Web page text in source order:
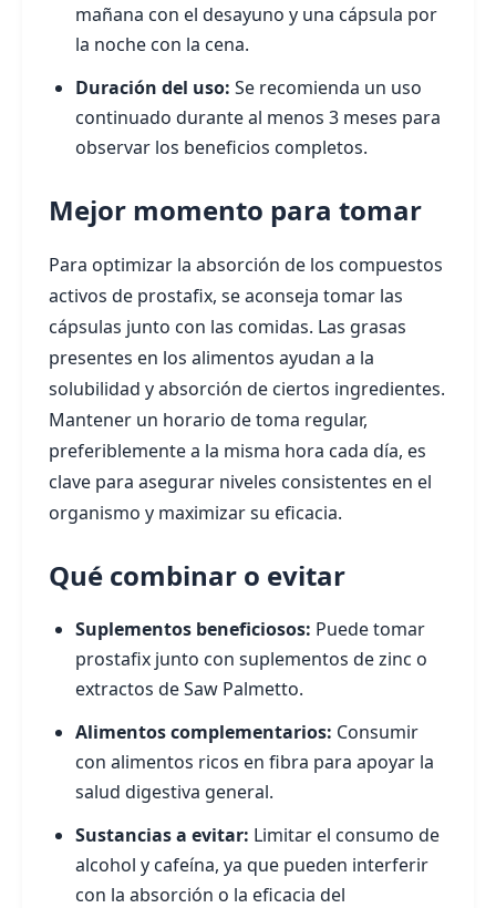
mañana con el desayuno y una cápsula por
la noche con la cena.
Duración del uso: Se recomienda un uso
continuado durante al menos 3 meses para
observar los beneficios completos.
Mejor momento para tomar
Para optimizar la absorción de los compuestos
activos de prostafix, se aconseja tomar las
cápsulas junto con las comidas. Las grasas
presentes en los alimentos ayudan a la
solubilidad y absorción de ciertos ingredientes.
Mantener un horario de toma regular,
preferiblemente a la misma hora cada día, es
clave para asegurar niveles consistentes en el
organismo y maximizar su eficacia.
Qué combinar o evitar
Suplementos beneficiosos: Puede tomar
prostafix junto con suplementos de zinc o
extractos de Saw Palmetto.
Alimentos complementarios: Consumir
con alimentos ricos en fibra para apoyar la
salud digestiva general.
Sustancias a evitar: Limitar el consumo de
alcohol y cafeína, ya que pueden interferir
con la absorción o la eficacia del